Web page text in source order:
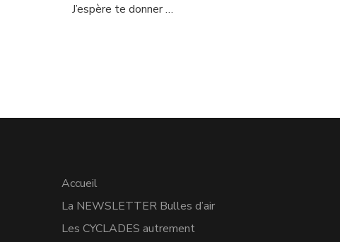
J’espère te donner …
Accueil
La NEWSLETTER Bulles d’air
Les CYCLADES autrement